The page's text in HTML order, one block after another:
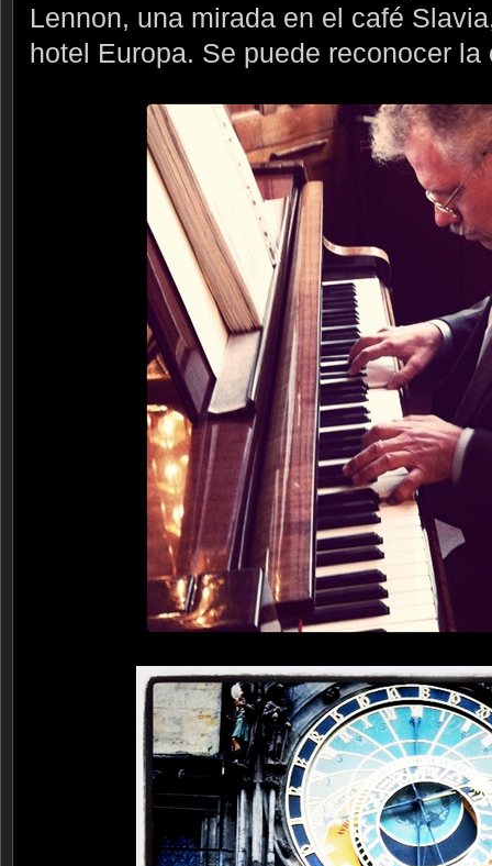
Lennon, una mirada en el café
hotel Europa. Se puede reconocer